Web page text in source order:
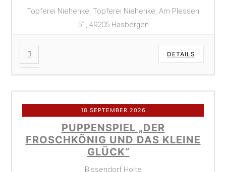
Töpferei Niehenke, Töpferei Niehenke, Am Plessen
51, 49205 Hasbergen
DETAILS
18 SEPTEMBER 2026
PUPPENSPIEL „DER
FROSCHKÖNIG UND DAS KLEINE
GLÜCK“
Bissendorf Holte